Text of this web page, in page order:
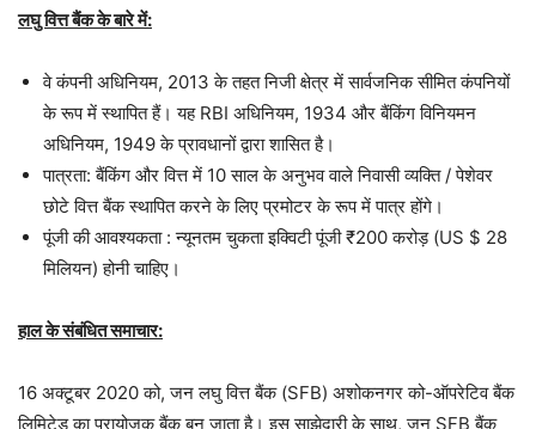
लघु वित्त बैंक के बारे में:
वे कंपनी अधिनियम, 2013 के तहत निजी क्षेत्र में सार्वजनिक सीमित कंपनियों
के रूप में स्थापित हैं। यह RBI अधिनियम, 1934 और बैंकिंग विनियमन
अधिनियम, 1949 के प्रावधानों द्वारा शासित है।
पात्रता: बैंकिंग और वित्त में 10 साल के अनुभव वाले निवासी व्यक्ति / पेशेवर
छोटे वित्त बैंक स्थापित करने के लिए प्रमोटर के रूप में पात्र होंगे।
पूंजी की आवश्यकता : न्यूनतम चुकता इक्विटी पूंजी ₹200 करोड़ (US $ 28
मिलियन) होनी चाहिए।
हाल के संबंधित समाचार:
16 अक्टूबर 2020 को, जन लघु वित्त बैंक (SFB) अशोकनगर को-ऑपरेटिव बैंक
लिमिटेड का प्रायोजक बैंक बन जाता है। इस साझेदारी के साथ, जन SFB बैंक